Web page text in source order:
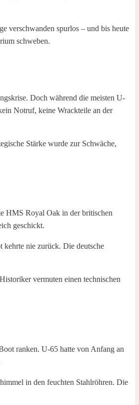
verschwanden spurlos – und bis heute
schweben.
Doch während die meisten U-
Notruf, keine Wrackteile an der
Stärke wurde zur Schwäche,
HMS Royal Oak in der britischen
geschickt.
nie zurück. Die deutsche
vermuten einen technischen
ranken. U-65 hatte von Anfang an
in den feuchten Stahlröhren. Die